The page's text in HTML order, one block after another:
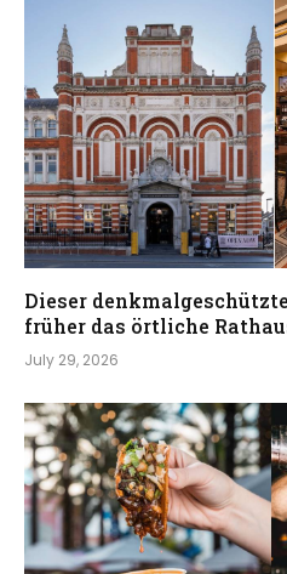
Dieser
früher das örtliche
July 29, 2026